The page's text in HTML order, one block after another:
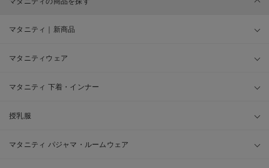
マタニティ｜新商品
マタニティウェア
マタニティ 下着・インナー
授乳服
マタニティ パジャマ・ルームウェア